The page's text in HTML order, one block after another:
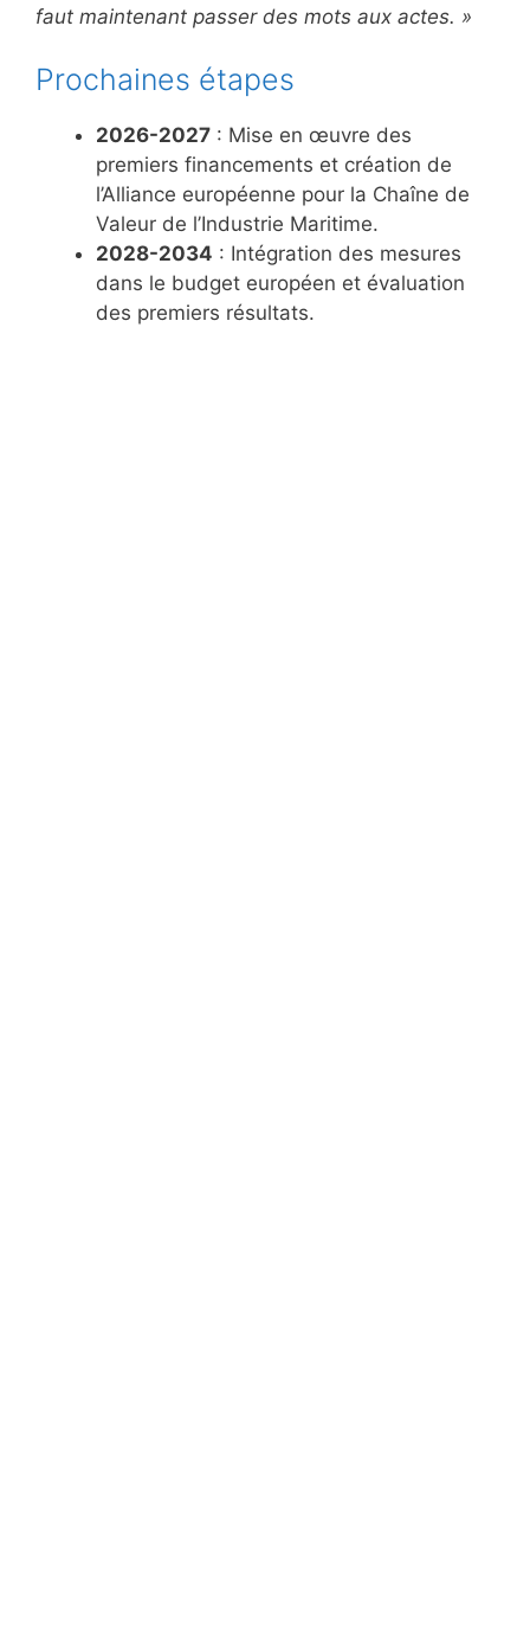
faut maintenant passer des mots aux actes. »
Prochaines étapes
2026-2027 : Mise en œuvre des
premiers financements et création de
l’Alliance européenne pour la Chaîne de
Valeur de l’Industrie Maritime.
2028-2034 : Intégration des mesures
dans le budget européen et évaluation
des premiers résultats.